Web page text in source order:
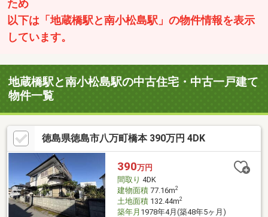
ため
以下は「地蔵橋駅と南小松島駅」の物件情報を表示
しています。
地蔵橋駅と南小松島駅の中古住宅・中古一戸建て
物件一覧
徳島県徳島市八万町橋本 390万円 4DK
390万円
間取り 4DK
建物面積77.16m2
土地面積132.44m2
築年月 1978年4月(築48年5ヶ月)